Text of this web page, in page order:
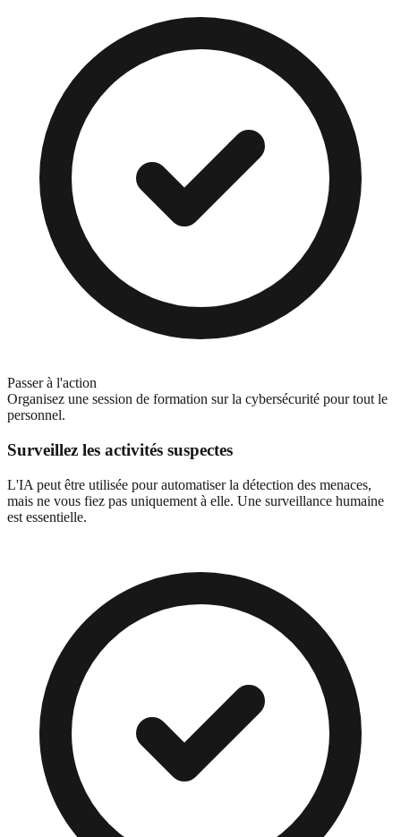
Passer à l'action
Organisez une session de formation sur la cybersécurité pour tout le
personnel.
Surveillez les activités suspectes
L'IA peut être utilisée pour automatiser la détection des menaces,
mais ne vous fiez pas uniquement à elle. Une surveillance humaine
est essentielle.